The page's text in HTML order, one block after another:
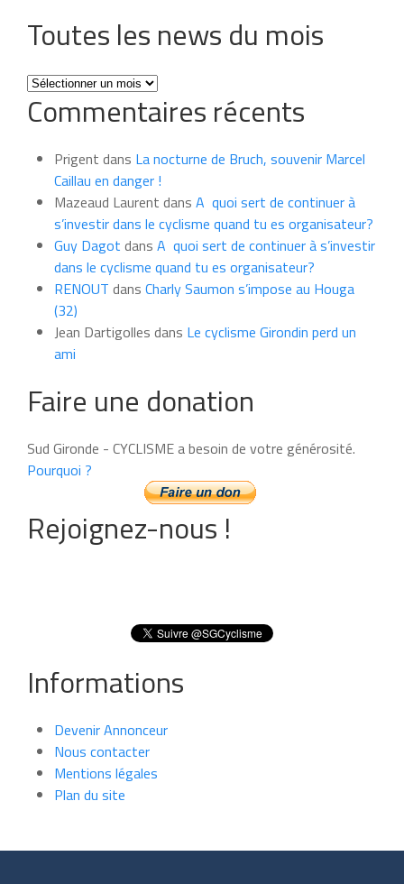
Toutes les news du mois
Toutes
les
news
mois
Commentaires récents
Prigent dans La nocturne de Bruch, souvenir Marcel
Caillau en danger !
Mazeaud Laurent dans A quoi sert de continuer à
s’investir dans le cyclisme quand tu es organisateur?
Guy Dagot dans A quoi sert de continuer à s’investir
dans le cyclisme quand tu es organisateur?
RENOUT dans Charly Saumon s’impose au Houga
(32)
Jean Dartigolles dans Le cyclisme Girondin perd un
ami
Faire une donation
Sud Gironde - CYCLISME a besoin de votre générosité.
Pourquoi ?
Rejoignez-nous !
Informations
Devenir Annonceur
Nous contacter
Mentions légales
Plan du site